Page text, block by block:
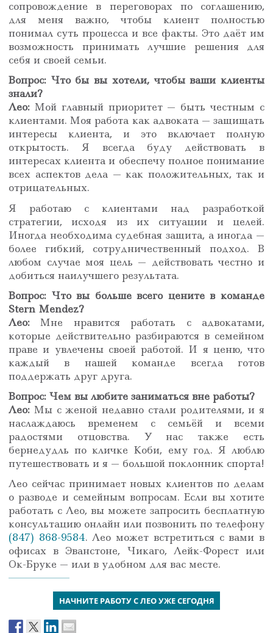
сопровождение в переговорах по соглашению,
для меня важно, чтобы клиент полностью
понимал суть процесса и все факты. Это даёт им
возможность принимать лучшие решения для
себя и своей семьи.
Вопрос: Что бы вы хотели, чтобы ваши клиенты
знали?
Лео: Мой главный приоритет — быть честным с
клиентами. Моя работа как адвоката — защищать
интересы клиента, и это включает полную
открытость. Я всегда буду действовать в
интересах клиента и обеспечу полное понимание
всех аспектов дела — как положительных, так и
отрицательных.
Я работаю с клиентами над разработкой
стратегии, исходя из их ситуации и целей.
Иногда необходима судебная защита, а иногда —
более гибкий, сотрудничественный подход. В
любом случае моя цель — действовать честно и
добиться наилучшего результата.
Вопрос: Что вы больше всего цените в команде
Stern Mendez?
Лео: Мне нравится работать с адвокатами,
которые действительно разбираются в семейном
праве и увлечены своей работой. И я ценю, что
каждый в нашей команде всегда готов
поддержать друг друга.
Вопрос: Чем вы любите заниматься вне работы?
Лео: Мы с женой недавно стали родителями, и я
наслаждаюсь временем с семьёй и всеми
радостями отцовства. У нас также есть
бернедудль по кличке Коби, ему год. Я люблю
путешествовать и я — большой поклонник спорта!
Лео сейчас принимает новых клиентов по делам
о разводе и семейным вопросам. Если вы хотите
работать с Лео, вы можете запросить бесплатную
консультацию онлайн или позвонить по телефону
(847) 868-9584. Лео может встретиться с вами в
офисах в Эванстоне, Чикаго, Лейк-Форест или
Ок-Бруке — или в удобном для вас месте.
НАЧНИТЕ РАБОТУ С ЛЕО УЖЕ СЕГОДНЯ